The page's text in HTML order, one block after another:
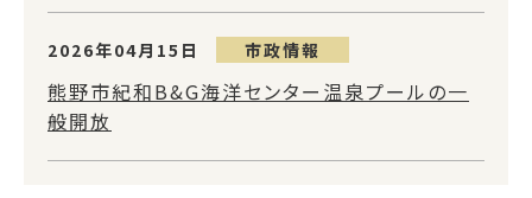
2026年04月15日 市政情報
熊野市紀和B&G海洋センター温泉プールの一
般開放